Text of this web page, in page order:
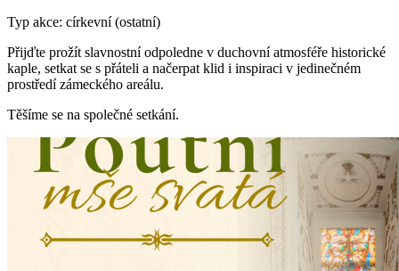
Typ akce: církevní (ostatní)
Přijďte prožít slavnostní odpoledne v duchovní atmosféře historické
kaple, setkat se s přáteli a načerpat klid i inspiraci v jedinečném
prostředí zámeckého areálu.
Těšíme se na společné setkání.